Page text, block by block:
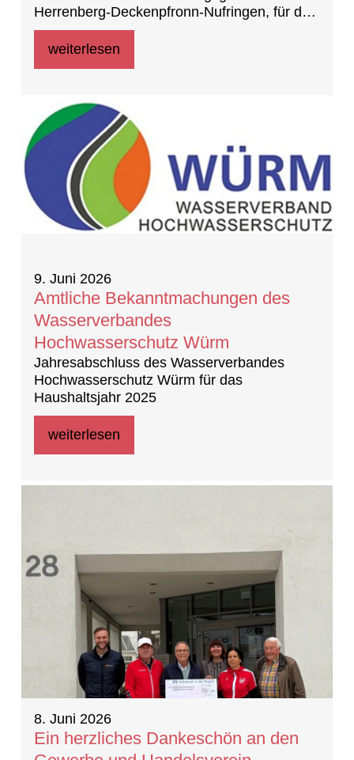
Herrenberg-Deckenpfronn-Nufringen, für den
Bereich „Südumfah-rung Gültstein, 1.
Teiländerung Nebringer Straße 82.11/1“ in
Unterrichtung der Öffentlichkeit
weiterlesen
9. Juni 2026
Amtliche Bekanntmachungen des
Wasserverbandes
Hochwasserschutz Würm
Jahresabschluss des Wasserverbandes
Hochwasserschutz Würm für das
Haushaltsjahr 2025
weiterlesen
8. Juni 2026
Ein herzliches Dankeschön an den